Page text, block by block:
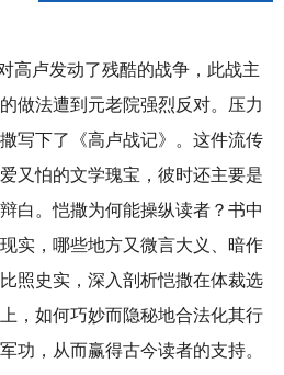
高卢发动了残酷的战争，此战主
做法遭到元老院强烈反对。压力
写下了《高卢战记》。这件流传
又怕的文学瑰宝，彼时还主要是
白。恺撒为何能操纵读者？书中
实，哪些地方又微言大义、暗作
照史实，深入剖析恺撒在体裁选
，如何巧妙而隐秘地合法化其行
功，从而赢得古今读者的支持。